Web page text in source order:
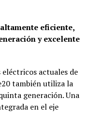
eficiente,
y excelente
actuales de
también utiliza la
generación. Una
en el eje